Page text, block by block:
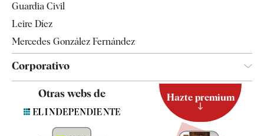
Guardia Civil
Leire Díez
Mercedes González Fernández
Corporativo
Contacto
Otras webs de Hazte premium